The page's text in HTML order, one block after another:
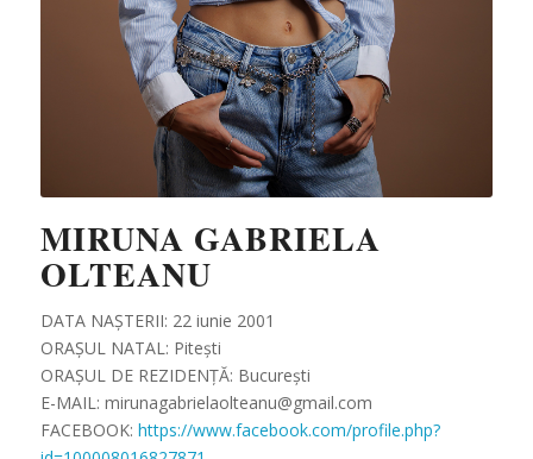
MIRUNA GABRIELA
OLTEANU
DATA NAȘTERII: 22 iunie 2001
ORAȘUL NATAL: Pitești
ORAȘUL DE REZIDENȚĂ: București
E-MAIL: mirunagabrielaolteanu@gmail.com
FACEBOOK: https://www.facebook.com/profile.php?